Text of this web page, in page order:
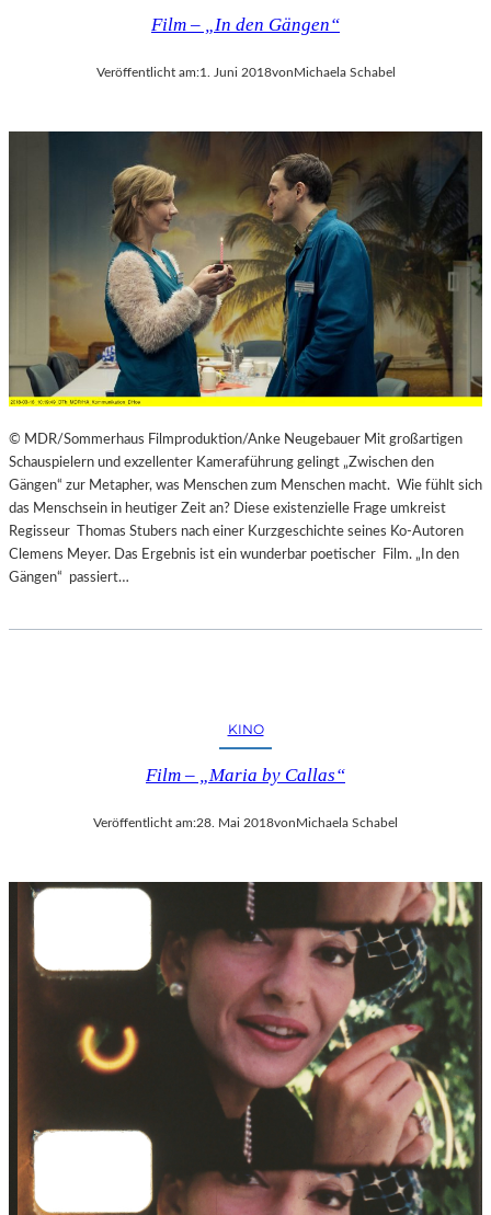
Film – „In den Gängen“
Veröffentlicht am:1. Juni 2018vonMichaela Schabel
© MDR/Sommerhaus Filmproduktion/Anke Neugebauer Mit großartigen
Schauspielern und exzellenter Kameraführung gelingt „Zwischen den
Gängen“ zur Metapher, was Menschen zum Menschen macht. Wie fühlt sich
das Menschsein in heutiger Zeit an? Diese existenzielle Frage umkreist
Regisseur Thomas Stubers nach einer Kurzgeschichte seines Ko-Autoren
Clemens Meyer. Das Ergebnis ist ein wunderbar poetischer Film. „In den
Gängen“ passiert…
KINO
Film – „Maria by Callas“
Veröffentlicht am:28. Mai 2018von Michaela Schabel